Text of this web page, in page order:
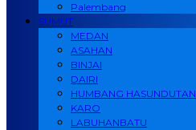
Palembang
SUMUT
MEDAN
ASAHAN
BINJAI
DAIRI
HUMBANG HASUNDUTAN
KARO
LABUHANBATU